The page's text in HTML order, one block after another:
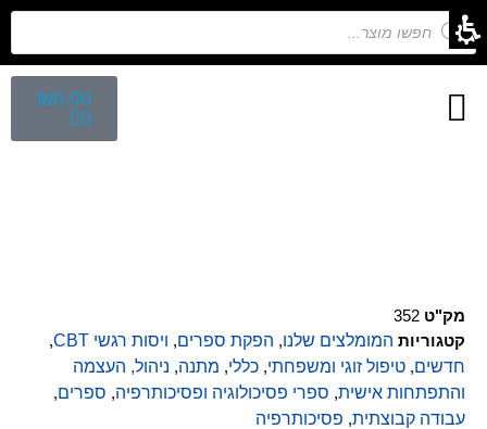
₪0.00
0
מק"ט 352
קטגוריות המומלצים שלנו, הפקת ספרים, ויסות רגשי CBT
,
חדשים, טיפול זוגי ומשפחתי, כללי, מתנה, ניהול, העצמה
והתפתחות אישית, ספרי פסיכולוגיה ופסיכותרפיה, ספרים,
עבודה קבוצתית, פסיכותרפיה